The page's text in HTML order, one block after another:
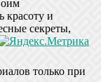
красоту и
секреты,
только при